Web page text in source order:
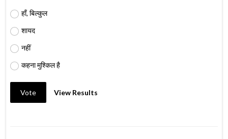
हाँ, बिल्कुल
शायद
नहीं
कहना मुश्किल है
Vote View Results